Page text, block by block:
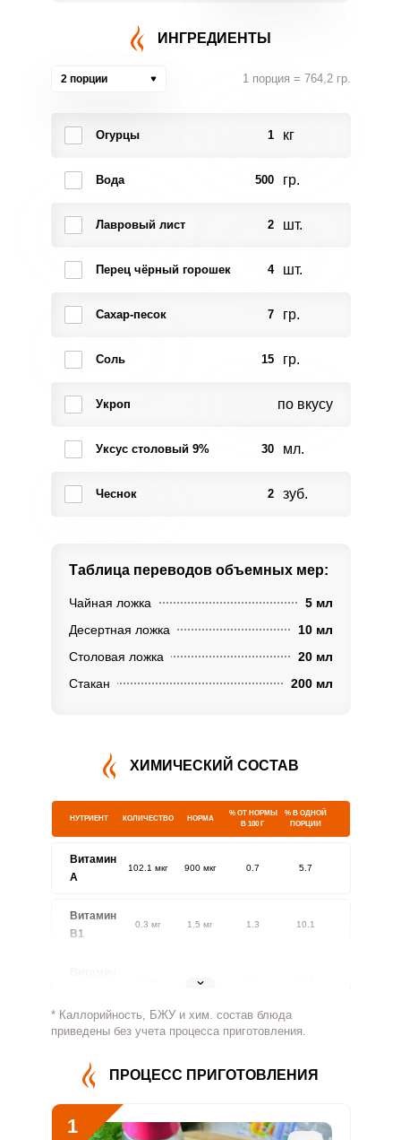
ИНГРЕДИЕНТЫ
2 порции 1 порция = 764,2 гр.
Огурцы 1 кг
Вода 500 гр.
Лавровый лист 2 шт.
Перец чёрный горошек 4 шт.
Сахар-песок 7 гр.
Соль 15 гр.
Укроп по вкусу
Уксус столовый 9% 30 мл.
Чеснок 2 зуб.
Таблица переводов объемных мер:
Чайная ложка
5 мл
Десертная ложка
10 мл
Столовая ложка
20 мл
Стакан
200 мл
ХИМИЧЕСКИЙ СОСТАВ
НУТРИЕНТ КОЛИЧЕСТВО НОРМА
% ОТ НОРМЫ
В 100 Г
% В ОДНОЙ
ПОРЦИИ
Витамин
A
102.1 мкг 900 мкг 0.7 5.7
Витамин
В1
0.3 мг 1.5 мг 1.3 10.1
1.8 мг
Витамин
61 мг 500 мг 0.8 6.1
Витамин
В5
* Каллорийность, БЖУ и хим. состав блюда
приведены без учета процесса приготовления.
ПРОЦЕСС ПРИГОТОВЛЕНИЯ
1